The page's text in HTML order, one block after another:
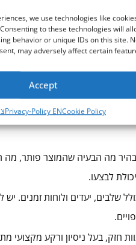
we use technologies like
to these technologies will
behavior or unique IDs on this site.
may adversely affect certain
Accept
Cookie Policy
Privacy-Policy EN
הוועדה מקבלת החלטה
סכום. אם ההחלטה חיובית,
את הבקשות המבטיחות
מה הבעיה שהמוצר פותר, מה
לבצעו.
שלבים, יעדים ולוחות זמנים. יש
חזק, בעל ניסיון ורקע מקצועי